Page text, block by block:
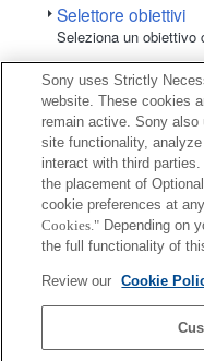
Selettore obiettivi
Seleziona un obiettivo
Cavalletto /
VCT-MP1
VCT-P300
Sony uses Strictly
website. These cookies
remain active. Sony
site functionality,
interact with third
the placement of
cookie preferences at
Cookies." Depending on
the full functionality of
Review our Cookie